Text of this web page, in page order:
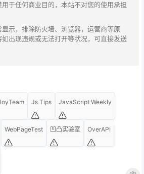
于任何商业目的，本站不对您的使用承担
示，排除防火墙、浏览器，运营商等原
出现违规或无法打开等状况，可直接发送
Js Tips JavaScript Weekly
WebPageTest 凹凸实验室 OverAPI